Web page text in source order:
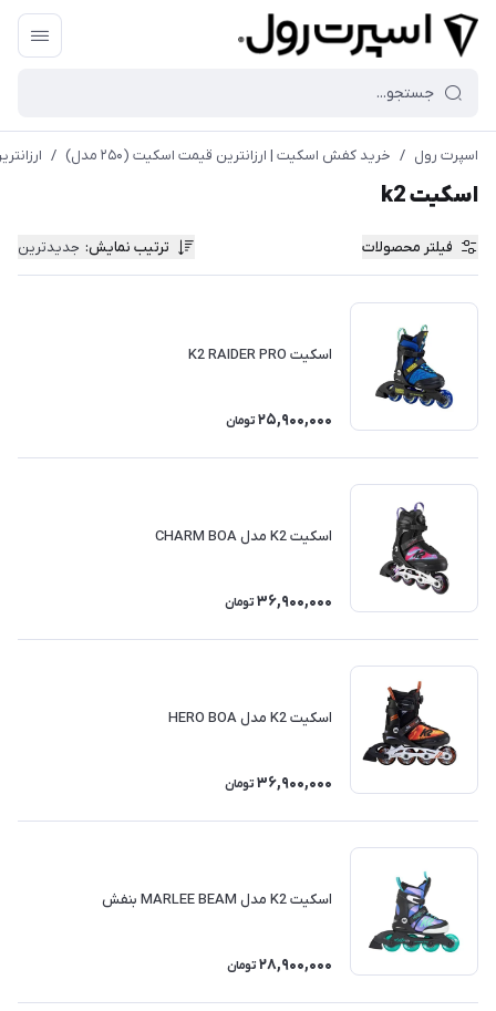
اسپرت رول / خريد كفش اسكيت | ارزانترين قيمت اسكيت (۲۵۰ مدل) /
اسکیت k2
فیلتر محصولات ترتیب نمایش: جدیدترین
اسکیت K2 RAIDER PRO
25,900,000 تومان
اسکیت K2 مدل CHARM BOA
36,900,000 تومان
اسکیت K2 مدل HERO BOA
36,900,000 تومان
اسکیت K2 مدل MARLEE BEAM بنفش
28,900,000 تومان